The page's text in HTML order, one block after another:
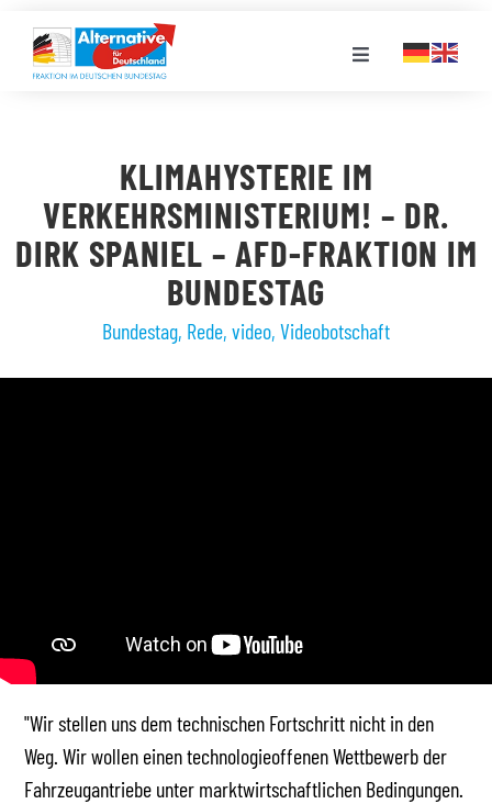
Inhalt
springen
Toggle
LANDESGRUPPEN
VERANSTALTUNGEN
KLIMAHYSTERIE IM
VERKEHRSMINISTERIUM! – DR.
DIRK SPANIEL – AFD-FRAKTION IM
BUNDESTAG
Bundestag, Rede, video, Videobotschaft
"Wir stellen uns dem technischen Fortschritt nicht in den
Weg. Wir wollen einen technologieoffenen Wettbewerb der
Fahrzeugantriebe unter marktwirtschaftlichen Bedingungen.